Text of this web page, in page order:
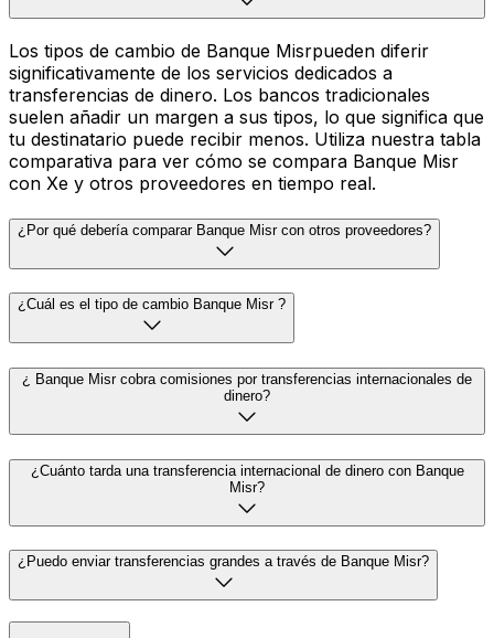
Los tipos de cambio de Banque Misrpueden diferir
significativamente de los servicios dedicados a
transferencias de dinero. Los bancos tradicionales
suelen añadir un margen a sus tipos, lo que significa que
tu destinatario puede recibir menos. Utiliza nuestra tabla
comparativa para ver cómo se compara Banque Misr
con Xe y otros proveedores en tiempo real.
¿Por qué debería comparar Banque Misr con otros proveedores?
¿Cuál es el tipo de cambio Banque Misr ?
¿ Banque Misr cobra comisiones por transferencias internacionales de
dinero?
¿Cuánto tarda una transferencia internacional de dinero con Banque
Misr?
¿Puedo enviar transferencias grandes a través de Banque Misr?